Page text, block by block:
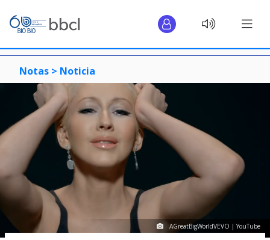
Notas > Noticia
AGreatBigWorldVEVO | YouTube